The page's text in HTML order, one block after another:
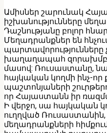
Ամիսներ շարունակ
իշխանությունները
Դաշնությանը բոլոր
Մեղադրանքներ են
պարտավորությունները
խաղաղապահ զորախմբի
մասով: Ռուսաստանը,
հայկական կողմի ինչ-որ
պաշտոնյաների
որ Հայաստանն իր
Ի վերջո, սա հայկական
ուղղված
մեղադրանքների